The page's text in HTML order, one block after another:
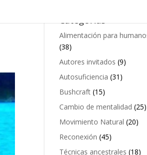
Categorías
Alimentación para
(38)
Autores invitados (9)
Autosuficiencia (31)
Bushcraft (15)
Cambio de mentalidad (25)
Movimiento Natural (20)
Reconexión (45)
Técnicas ancestrales (18)